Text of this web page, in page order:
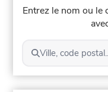
Entrez le nom ou le
Ville, code